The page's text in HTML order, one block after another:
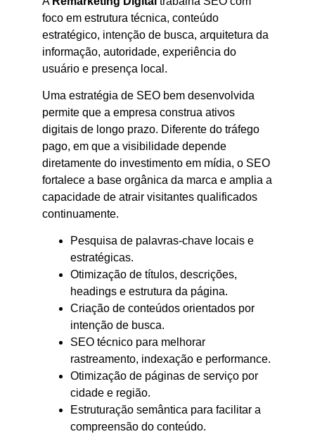
foco em estrutura técnica, conteúdo
estratégico, intenção de busca, arquitetura da
informação, autoridade, experiência do
usuário e presença local.
Uma estratégia de SEO bem desenvolvida
permite que a empresa construa ativos
digitais de longo prazo. Diferente do tráfego
pago, em que a visibilidade depende
diretamente do investimento em mídia, o SEO
fortalece a base orgânica da marca e amplia a
capacidade de atrair visitantes qualificados
continuamente.
Pesquisa de palavras-chave locais e
estratégicas.
Otimização de títulos, descrições,
headings e estrutura da página.
Criação de conteúdos orientados por
intenção de busca.
SEO técnico para melhorar
rastreamento, indexação e performance.
Otimização de páginas de serviço por
cidade e região.
Estruturação semântica para facilitar a
compreensão do conteúdo.